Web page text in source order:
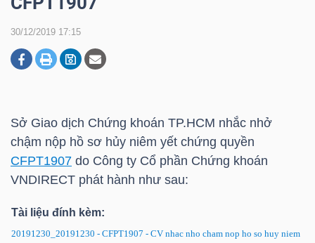
30/12/2019 17:15
Sở Giao dịch Chứng khoán TP.HCM nhắc nhở
chậm nộp hồ sơ hủy niêm yết chứng quyền
CFPT1907 do Công ty Cổ phần Chứng khoán
VNDIRECT phát hành như sau:
Tài liệu đính kèm:
20191230_20191230 - CFPT1907 - CV nhac nho cham nop ho so huy niem
DOANH